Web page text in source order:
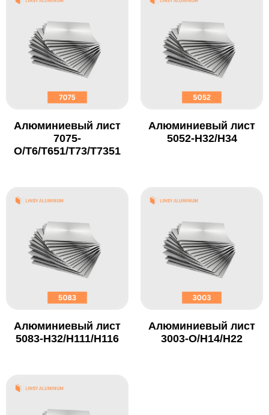
Алюминиевый лист
7075-
O/T6/T651/T73/T7351
Алюминиевый лист
5052-H32/H34
Алюминиевый лист
5083-H32/H111/H116
Алюминиевый лист
3003-O/H14/H22